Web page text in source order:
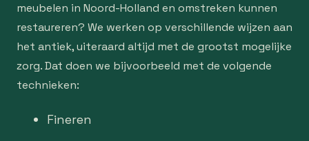
meubelen in Noord-Holland en omstreken kunnen
restaureren? We werken op verschillende wijzen aan
het antiek, uiteraard altijd met de grootst mogelijke
zorg. Dat doen we bijvoorbeeld met de volgende
technieken:
Fineren